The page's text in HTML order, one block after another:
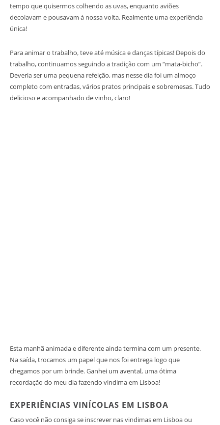
tempo que quisermos colhendo as uvas, enquanto aviões
decolavam e pousavam à nossa volta. Realmente uma experiência
única!
Para animar o trabalho, teve até música e danças típicas! Depois do
trabalho, continuamos seguindo a tradição com um “mata-bicho”.
Deveria ser uma pequena refeição, mas nesse dia foi um almoço
completo com entradas, vários pratos principais e sobremesas. Tudo
delicioso e acompanhado de vinho, claro!
Esta manhã animada e diferente ainda termina com um presente.
Na saída, trocamos um papel que nos foi entrega logo que
chegamos por um brinde. Ganhei um avental, uma ótima
recordação do meu dia fazendo vindima em Lisboa!
EXPERIÊNCIAS VINÍCOLAS EM LISBOA
Caso você não consiga se inscrever nas vindimas em Lisboa ou